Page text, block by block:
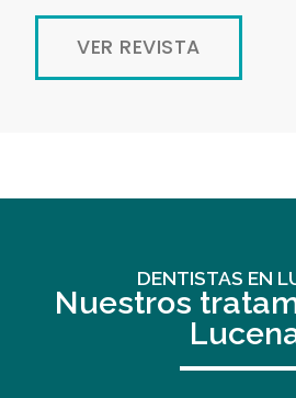
VER REVISTA
DENTISTAS EN
Nuestros